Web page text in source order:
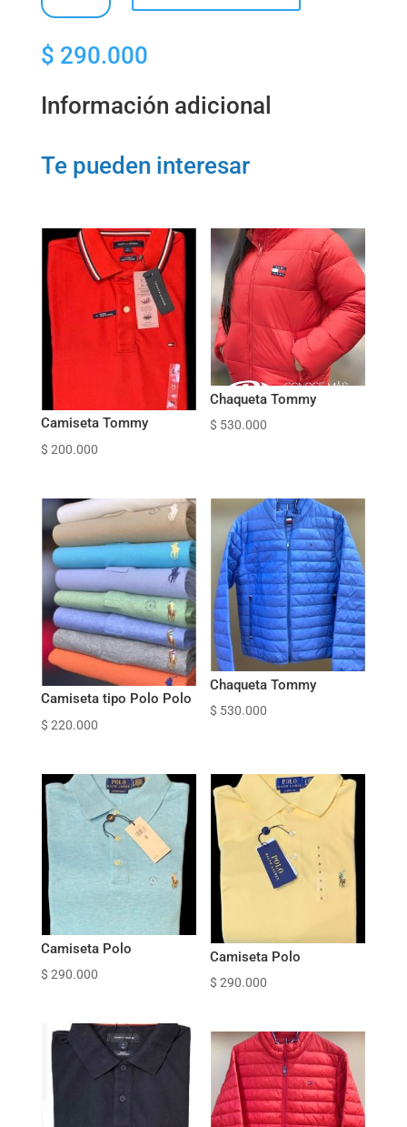
cantidad
$ 290.000
Información adicional
Te pueden interesar
Camiseta Tommy
$ 200.000
Chaqueta Tommy
$ 530.000
Camiseta tipo Polo Polo
$ 220.000
Chaqueta Tommy
$ 530.000
Camiseta Polo
$ 290.000
Camiseta Polo
$ 290.000